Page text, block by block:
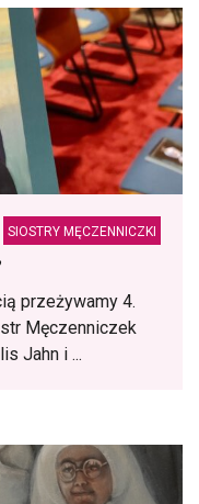
SIOSTRY MĘCZENNICZKI
przeżywamy 4.
Męczenniczek
Jahn i ...